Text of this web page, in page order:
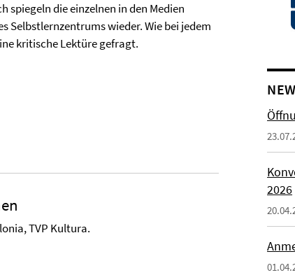
spiegeln die einzelnen in den Medien
Selbstlernzentrums wieder. Wie bei jedem
kritische Lektüre gefragt.
TVP Kultura.
2026